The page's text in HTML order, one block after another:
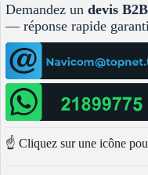
Demandez un devis
— réponse rapide
☝️ Cliquez sur une icône